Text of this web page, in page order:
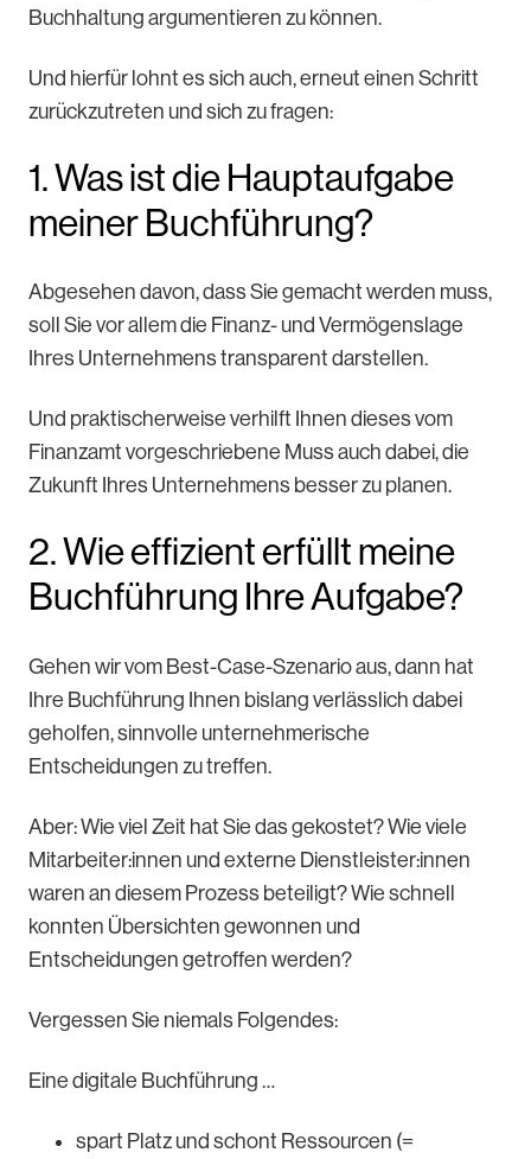
Buchhaltung argumentieren zu können.
Und hierfür lohnt es sich auch, erneut einen Schritt
zurückzutreten und sich zu fragen:
1. Was ist die Hauptaufgabe
meiner Buchführung?
Abgesehen davon, dass Sie gemacht werden muss,
soll Sie vor allem die Finanz- und Vermögenslage
Ihres Unternehmens transparent darstellen.
Und praktischerweise verhilft Ihnen dieses vom
Finanzamt vorgeschriebene Muss auch dabei, die
Zukunft Ihres Unternehmens besser zu planen.
2. Wie effizient erfüllt meine
Buchführung Ihre Aufgabe?
Gehen wir vom Best-Case-Szenario aus, dann hat
Ihre Buchführung Ihnen bislang verlässlich dabei
geholfen, sinnvolle unternehmerische
Entscheidungen zu treffen.
Aber: Wie viel Zeit hat Sie das gekostet? Wie viele
Mitarbeiter:innen und externe Dienstleister:innen
waren an diesem Prozess beteiligt? Wie schnell
konnten Übersichten gewonnen und
Entscheidungen getroffen werden?
Vergessen Sie niemals Folgendes:
Eine digitale Buchführung …
spart Platz und schont Ressourcen (=